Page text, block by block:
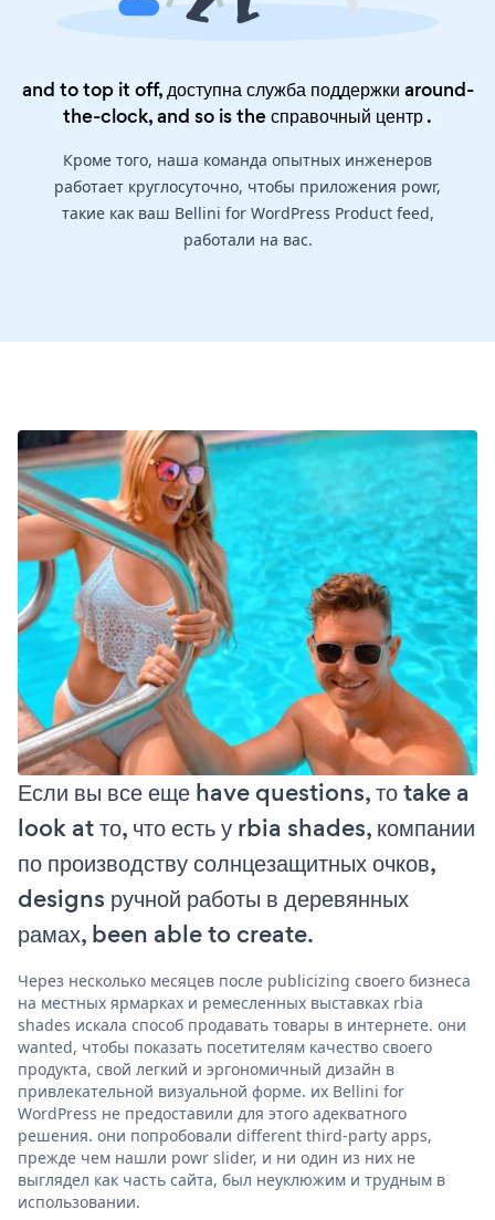
and to top it off, доступна служба поддержки around-
the-clock, and so is theсправочный центр.
Кроме того, наша команда опытных инженеров
работает круглосуточно, чтобы приложения powr,
такие как ваш Bellini for WordPress Product feed,
работали на вас.
Если вы все еще have questions, то take a
look at то, что есть у rbia shades, компании
по производству солнцезащитных очков,
designs ручной работы в деревянных
рамах, been able to create.
Через несколько месяцев после publicizing своего бизнеса
на местных ярмарках и ремесленных выставках rbia
shades искала способ продавать товары в интернете. они
wanted, чтобы показать посетителям качество своего
продукта, свой легкий и эргономичный дизайн в
привлекательной визуальной форме. их Bellini for
WordPress не предоставили для этого адекватного
решения. они попробовали different third-party apps,
прежде чем нашли powr slider, и ни один из них не
выглядел как часть сайта, был неуклюжим и трудным в
использовании.